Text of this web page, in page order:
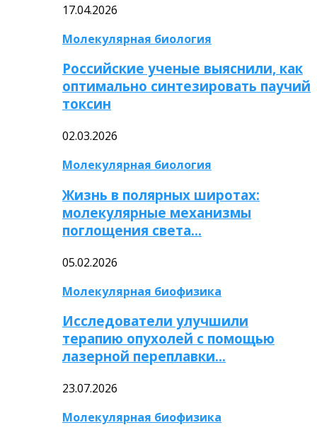
17.04.2026
Молекулярная биология
Российские ученые выяснили, как
оптимально синтезировать паучий
токсин
02.03.2026
Молекулярная биология
Жизнь в полярных широтах:
молекулярные механизмы
поглощения света…
05.02.2026
Молекулярная биофизика
Исследователи улучшили
терапию опухолей с помощью
лазерной переплавки…
23.07.2026
Молекулярная биофизика